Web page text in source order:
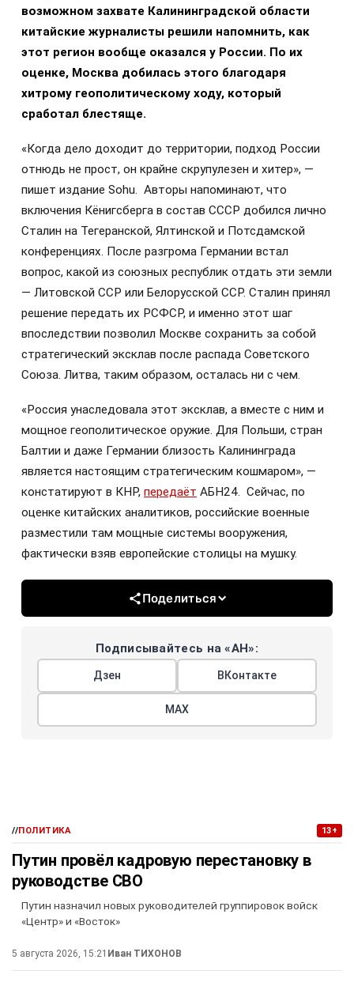
возможном захвате Калининградской области
китайские журналисты решили напомнить, как
этот регион вообще оказался у России. По их
оценке, Москва добилась этого благодаря
хитрому геополитическому ходу, который
сработал блестяще.
«Когда дело доходит до территории, подход России
отнюдь не прост, он крайне скрупулезен и хитер», —
пишет издание Sohu. Авторы напоминают, что
включения Кёнигсберга в состав СССР добился лично
Сталин на Тегеранской, Ялтинской и Потсдамской
конференциях. После разгрома Германии встал
вопрос, какой из союзных республик отдать эти земли
— Литовской ССР или Белорусской ССР. Сталин принял
решение передать их РСФСР, и именно этот шаг
впоследствии позволил Москве сохранить за собой
стратегический эксклав после распада Советского
Союза. Литва, таким образом, осталась ни с чем.
«Россия унаследовала этот эксклав, а вместе с ним и
мощное геополитическое оружие. Для Польши, стран
Балтии и даже Германии близость Калининграда
является настоящим стратегическим кошмаром», —
констатируют в КНР, передаёт АБН24. Сейчас, по
оценке китайских аналитиков, российские военные
разместили там мощные системы вооружения,
фактически взяв европейские столицы на мушку.
Поделиться
Подписывайтесь на «АН»:
Дзен ВКонтакте
МАХ
//ПОЛИТИКА 13+
Путин провёл кадровую перестановку в
руководстве СВО
Путин назначил новых руководителей группировок войск
«Центр» и «Восток»
5 августа 2026, 15:21 Иван ТИХОНОВ